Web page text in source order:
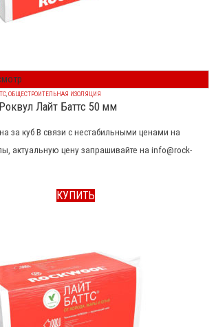
ОБЩЕСТРОИТЕЛЬНАЯ ИЗОЛЯЦИЯ
Лайт Баттс 50 мм
за куб В связи с нестабильными ценами на
актуальную цену запрашивайте на info@rock-
КУПИТЬ